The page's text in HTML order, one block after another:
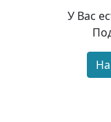
Загрузить ещё
У Вас